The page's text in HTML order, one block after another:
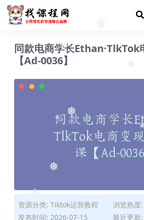
❅
❅
❅ ❅
❅
❅
❅
同款电商学长Ethan·TlkTok
【Ad-0036】
资源分类: Tiktok运营教程
浏览热度
发布时间: 2026-07-15
最近更新